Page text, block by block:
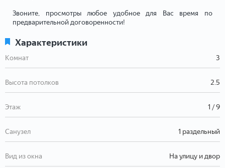
Звоните, просмотры любое удобное для Вас время по
предварительной договоренности!
Характеристики
Комнат 3
Высота потолков 2.5
Этаж 1 / 9
Санузел 1 раздельный
Вид из окна На улицу и двор